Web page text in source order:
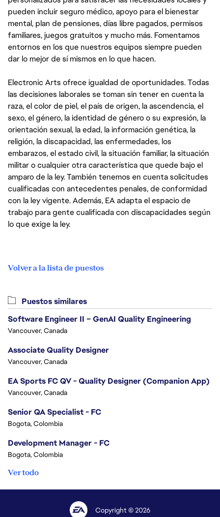
pueden incluir seguro médico, apoyo para el bienestar
mental, plan de pensiones, días libre pagados, permisos
familiares, juegos gratuitos y mucho más. Fomentamos
entornos en los que nuestros equipos siempre pueden
dar lo mejor de sí mismos en lo que hacen.
Electronic Arts ofrece igualdad de oportunidades. Todas
las decisiones laborales se toman sin tener en cuenta la
raza, el color de piel, el país de origen, la ascendencia, el
sexo, el género, la identidad de género o su expresión, la
orientación sexual, la edad, la información genética, la
religión, la discapacidad, las enfermedades, los
embarazos, el estado civil, la situación familiar, la situación
militar o cualquier otra característica que quede bajo el
amparo de la ley. También tenemos en cuenta solicitudes
cualificadas con antecedentes penales, de conformidad
con la ley vigente. Además, EA adapta el espacio de
trabajo para gente cualificada con discapacidades según
lo que exige la ley.
Volver a la lista de puestos
Puestos similares
Software Engineer II – GenAI Quality Engineering
Vancouver, Canada
Associate Quality Designer
Vancouver, Canada
EA Sports FC QV - Quality Designer (Companion App)
Vancouver, Canada
Senior QA Specialist - FC
Bogota, Colombia
Development Manager - FC
Bogota, Colombia
Ver todo
Copyright © 2026